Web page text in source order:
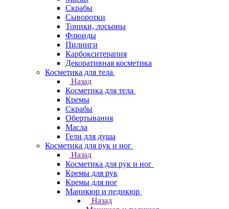
Скрабы
Сыворотки
Тоники, лосьоны
Флюиды
Пилинги
Карбокситерапия
Декоративная косметика
Косметика для тела
Назад
Косметика для тела
Кремы
Скрабы
Обертывания
Масла
Гели для душа
Косметика для рук и ног
Назад
Косметика для рук и ног
Кремы для рук
Кремы для ног
Маникюр и педикюр
Назад